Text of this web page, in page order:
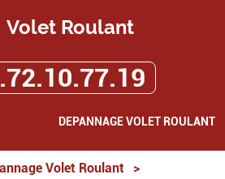
Volet Roulant
DEPANNAGE VOLET ROULANT
Volet Roulant
>